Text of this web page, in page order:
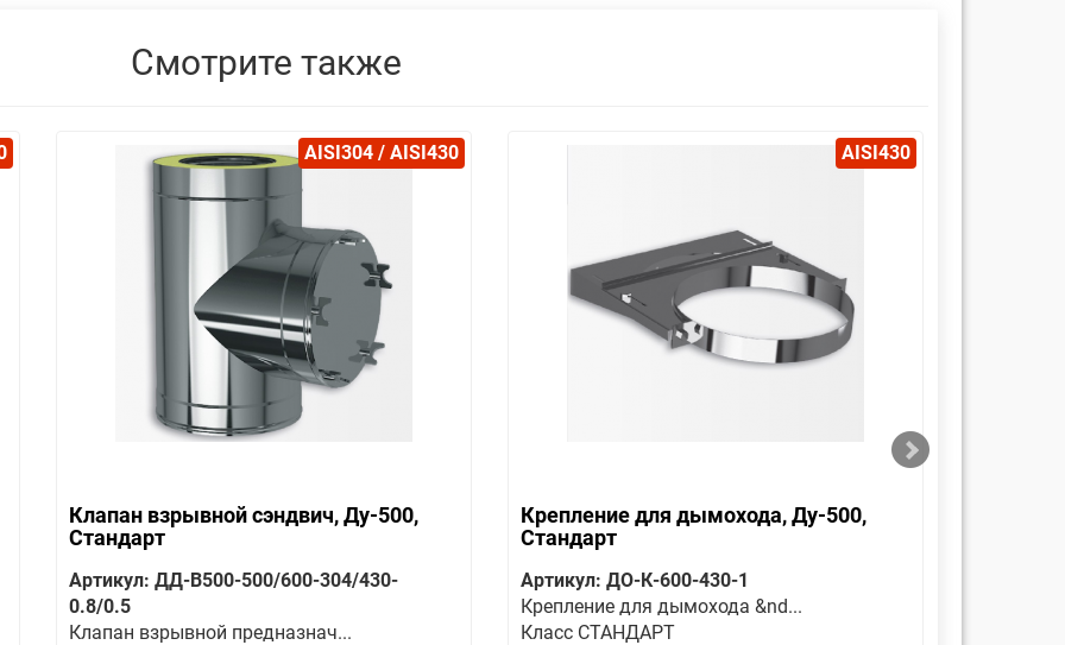
Смотрите также
AISI304 / AISI430
Клапан взрывной сэндвич, Ду-500,
Стандарт
Артикул: ДД-В500-500/600-304/430-
0.8/0.5
Клапан взрывной предназнач...
AISI430
Крепление для дымохода, Ду-500,
Стандарт
Артикул: ДО-К-600-430-1
Крепление для дымохода &nd...
Класс СТАНДАРТ